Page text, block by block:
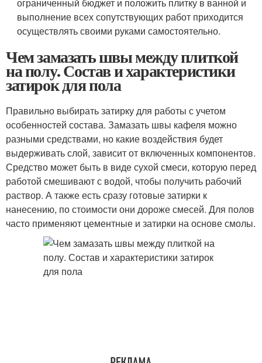
выполнение всех сопутствующих работ приходится
осуществлять своими руками самостоятельно.
Чем замазать швы между плиткой
на полу. Состав и характеристики
затирок для пола
Правильно выбирать затирку для работы с учетом
особенностей состава. Замазать швы кафеля можно
разными средствами, но какие воздействия будет
выдерживать слой, зависит от включенных компонентов.
Средство может быть в виде сухой смеси, которую перед
работой смешивают с водой, чтобы получить рабочий
раствор. А также есть сразу готовые затирки к
нанесению, по стоимости они дороже смесей. Для полов
часто применяют цементные и затирки на основе смолы.